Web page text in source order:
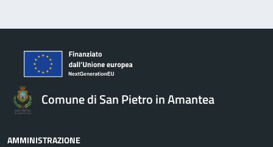
Comune di San Pietro in Amantea
AMMINISTRAZIONE